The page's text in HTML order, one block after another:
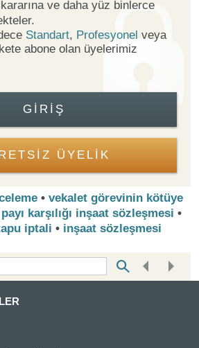
ve daha yüz binlerce
Standart, Profesyonel veya
abone olan üyelerimiz
GIRIŞ
ÜYELİK
• vekalet görevinin kötüye
karşılığı inşaat sözleşmesi •
iptali • inşaat sözleşmesi